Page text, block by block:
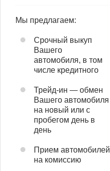
Мы предлагаем:
Срочный выкуп
Вашего
автомобиля, в том
числе кредитного
Трейд-ин — обмен
Вашего автомобиля
на новый или с
пробегом день в
день
Прием автомобилей
на комиссию